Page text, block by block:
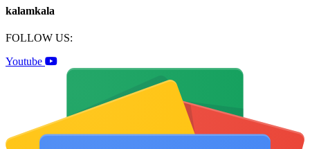
kalamkala
FOLLOW US:
Youtube